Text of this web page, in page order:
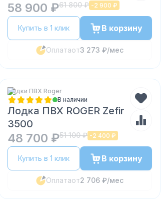
58 900 ₽61 800 ₽ -2 900 ₽
Купить в 1 клик В корзину
Оплатаот3 273 ₽/мес
Лодки ПВХ Roger
В наличии
Лодка ПВХ ROGER Zefir
3500
48 700 ₽51 100 ₽ -2 400 ₽
Купить в 1 клик В корзину
Оплатаот2 706 ₽/мес